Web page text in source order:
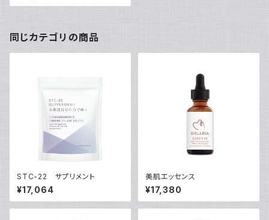
同じカテゴリの商品
STC-22 サプリメント
¥17,064
美肌エッセンス
¥17,380